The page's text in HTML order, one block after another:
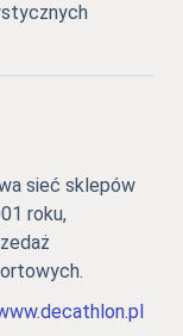
sieć sklepów
roku,